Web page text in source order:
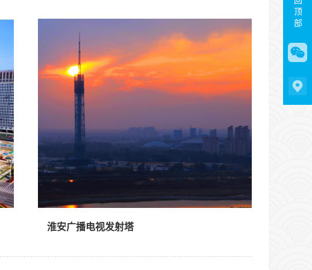
淮安森林公园位于翔宇大道以东、枚皋路以南、承
恩大道以西、乌沙干渠以北，总占地约3000亩，
于2011年底竣工对外开放，是江苏海绵城市示范项
目。园中大小树木总量达30000余株，灌木则不计
其数，乔灌木品种多达300多个。
淮安广播电视发射塔
广播电视发射塔坐落于生态新城西片区，紧邻京杭